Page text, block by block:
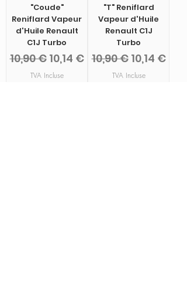
"Coude"
Reniflard Vapeur
d'Huile Renault
C1J Turbo
Prix original
10,90 € Prix promotionnel
10,14 €
TVA Incluse
"T" Reniflard
Vapeur d'Huile
Renault C1J
Turbo
Prix original
10,90 € Prix
10,14 €
TVA Incluse